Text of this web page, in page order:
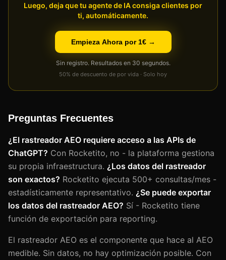
Luego, deja que tu agente de IA consiga clientes por
ti, automáticamente.
Empieza Ahora por 1€ →
Sin registro. Resultados en 30 segundos.
50% de descuento de por vida · Solo hoy
Preguntas Frecuentes
¿El rastreador AEO requiere acceso a las APIs de
ChatGPT? Con Rocketito, no - la plataforma gestiona
su propia infraestructura. ¿Los datos del rastreador
son exactos? Rocketito ejecuta 500+ consultas/mes -
estadísticamente representativo. ¿Se puede exportar
los datos del rastreador AEO? Sí - Rocketito tiene
función de exportación para reporting.
El rastreador AEO es el componente que hace al AEO
medible. Sin datos, no hay optimización posible. Con